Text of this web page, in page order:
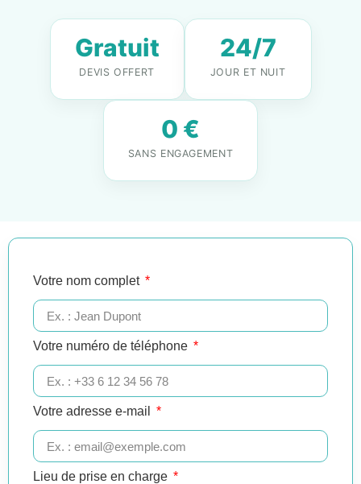
Gratuit
DEVIS OFFERT
24/7
JOUR ET NUIT
0 €
SANS ENGAGEMENT
Votre nom complet
Votre numéro de téléphone
Votre adresse e-mail
Lieu de prise en charge